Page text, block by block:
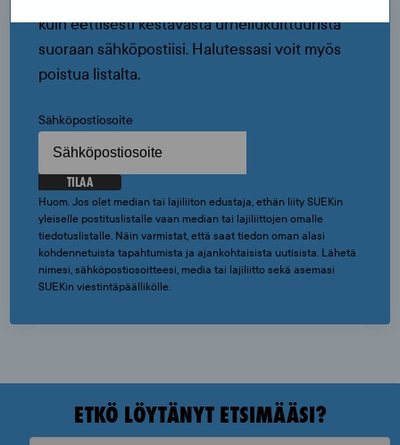
kuin eettisesti kestävästä urheilukulttuurista
suoraan sähköpostiisi. Halutessasi voit myös
poistua listalta.
Sähköpostiosoite
TILAA
Huom. Jos olet median tai lajiliiton edustaja, ethän liity SUEKin
yleiselle postituslistalle vaan median tai lajiliittojen omalle
tiedotuslistalle. Näin varmistat, että saat tiedon oman alasi
kohdennetuista tapahtumista ja ajankohtaisista uutisista. Lähetä
nimesi, sähköpostiosoitteesi, media tai lajiliitto sekä asemasi
SUEKin viestintäpäällikölle.
ETKÖ LÖYTÄNYT ETSIMÄÄSI?